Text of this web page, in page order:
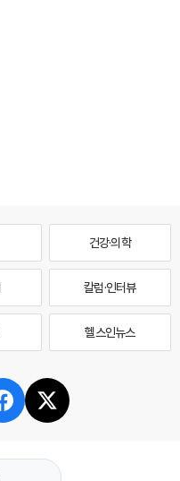
건강·의학
칼럼·인터뷰
헬스인뉴스